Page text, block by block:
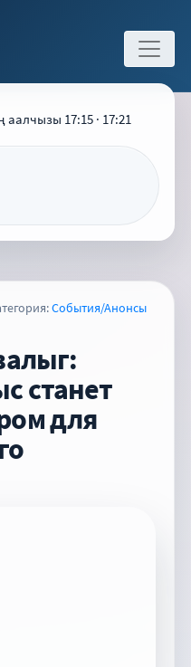
аалчызы 17:15 · 17:21
События/Анонсы
станет
для